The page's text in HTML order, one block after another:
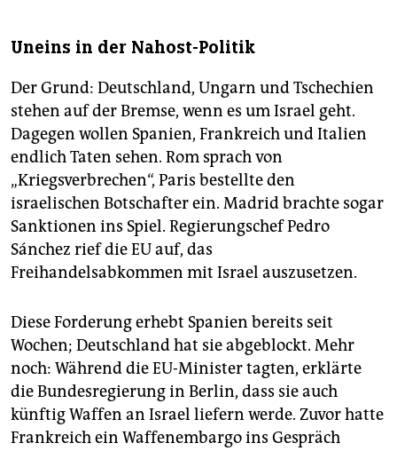
Uneins in der Nahost-Politik
Der Grund: Deutschland, Ungarn und Tschechien
stehen auf der Bremse, wenn es um Israel geht.
Dagegen wollen Spanien, Frankreich und Italien
endlich Taten sehen. Rom sprach von
„Kriegsverbrechen“, Paris bestellte den
israelischen Botschafter ein. Madrid brachte sogar
Sanktionen ins Spiel. Regierungschef Pedro
Sánchez rief die EU auf, das
Freihandelsabkommen mit Israel auszusetzen.
Diese Forderung erhebt Spanien bereits seit
Wochen; Deutschland hat sie abgeblockt. Mehr
noch: Während die EU-Minister tagten, erklärte
die Bundesregierung in Berlin, dass sie auch
künftig Waffen an Israel liefern werde. Zuvor hatte
Frankreich ein Waffenembargo ins Gespräch